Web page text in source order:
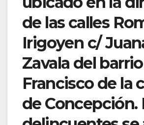
de las calles
Irigoyen c/
Zavala del
Francisco de la
de Concepción.